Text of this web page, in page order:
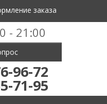
заказа
- 21:00
96-72
71-95